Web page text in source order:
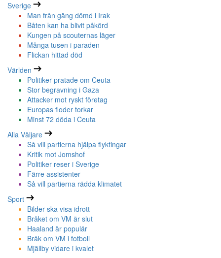
Sverige
Man från gäng dömd i Irak
Båten kan ha blivit påkörd
Kungen på scouternas läger
Många tusen i paraden
Flickan hittad död
Världen
Politiker pratade om Ceuta
Stor begravning i Gaza
Attacker mot ryskt företag
Europas floder torkar
Minst 72 döda i Ceuta
Alla Väljare
Så vill partierna hjälpa flyktingar
Kritik mot Jomshof
Politiker reser i Sverige
Färre assistenter
Så vill partierna rädda klimatet
Sport
Bilder ska visa idrott
Bråket om VM är slut
Haaland är populär
Bråk om VM i fotboll
Mjällby vidare i kvalet